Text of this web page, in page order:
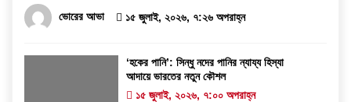
ভোরের আভা ১৫ জুলাই, ২০২৬, ৭:২৬ অপরাহ্ন
‘হকের পানি’: সিন্ধু নদের পানির ন্যায্য হিস্যা
আদায়ে ভারতের নতুন কৌশল
১৫ জুলাই, ২০২৬, ৭:০০ অপরাহ্ন